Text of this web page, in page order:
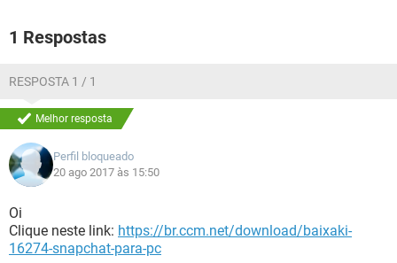
1 Respostas
RESPOSTA 1 / 1
Melhor resposta
Perfil bloqueado
20 ago 2017 às 15:50
Oi
Clique neste link: https://br.ccm.net/download/baixaki-
16274-snapchat-para-pc